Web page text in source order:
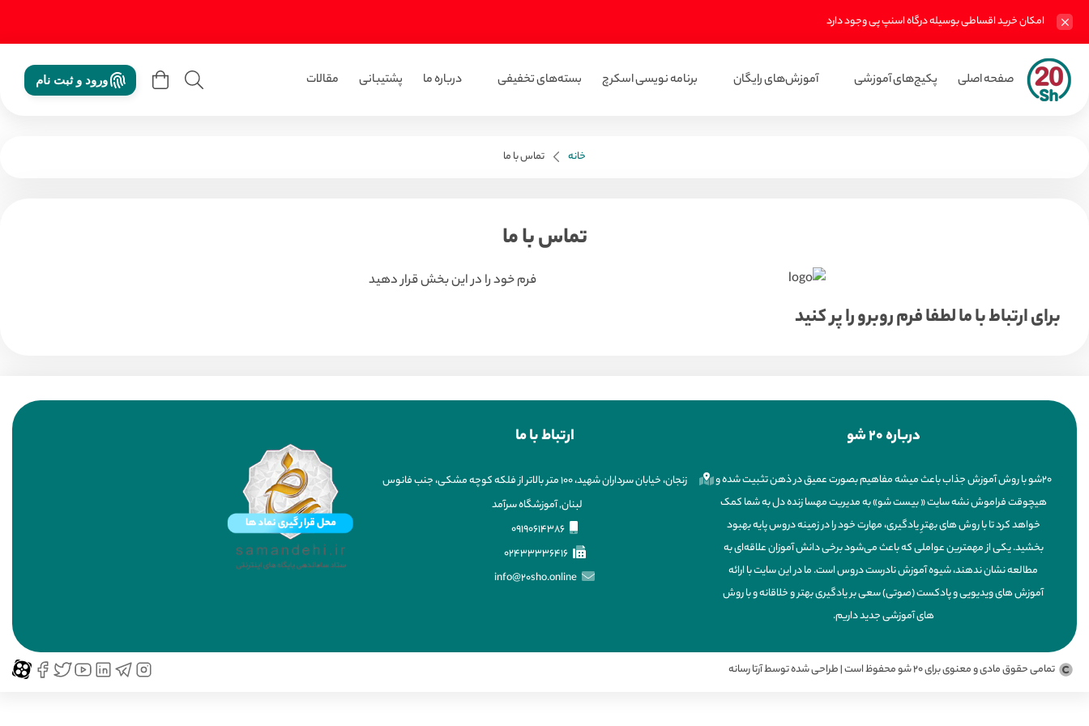
امکان خرید اقساطی بوسیله درگاه اسنپ پی وجود دارد
صفحه اصلی پکیج‌های آموزشی آموزش‌های رایگان برنامه نویسی اسکرچ بسته‌های تخفیفی درباره ما پشتیبانی مقالات ورود و ثبت نام
خانه تماس با ما
تماس با ما
برای ارتباط با ما لطفا فرم روبرو را پر کنید
فرم خود را در این بخش قرار دهید
درباره 20 شو
20شو با روش آموزش جذاب باعث میشه مفاهیم بصورت عمیق در ذهن تثبیت شده و
هیچوقت فراموش نشه سایت « بیست شو» به مدیریت مهسا زنده دل به شما کمک
خواهد کرد تا با روش های بهترِ یادگیری، مهارت خود را در زمینه دروس پایه بهبود
بخشید. یکی از مهمترین عواملی که باعث می‌شود برخی دانش آموزان علاقه‌ای به
مطالعه نشان ندهند، شیوه آموزش نادرست دروس است. ما در این سایت با ارائه
آموزش های ویدیویی و پادکست (صوتی) سعی بر یادگیری بهتر و خلاقانه و با روش
های آموزشی جدید داریم.
ارتباط با ما
زنجان، خیابان سرداران شهید، ۱۰۰ متر بالاتر از فلکه کوچه مشکی، جنب فانوس
لبنان, آموزشگاه سرآمد
02433336416
تمامی حقوق مادی و معنوی برای 20 شو محفوظ است | طراحی شده توسط آرتا رسانه